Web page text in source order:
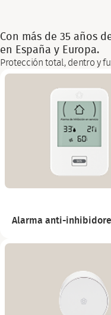
Con más de 35 años
en España y Europa.
Protección total, dentro y
Alarma anti-